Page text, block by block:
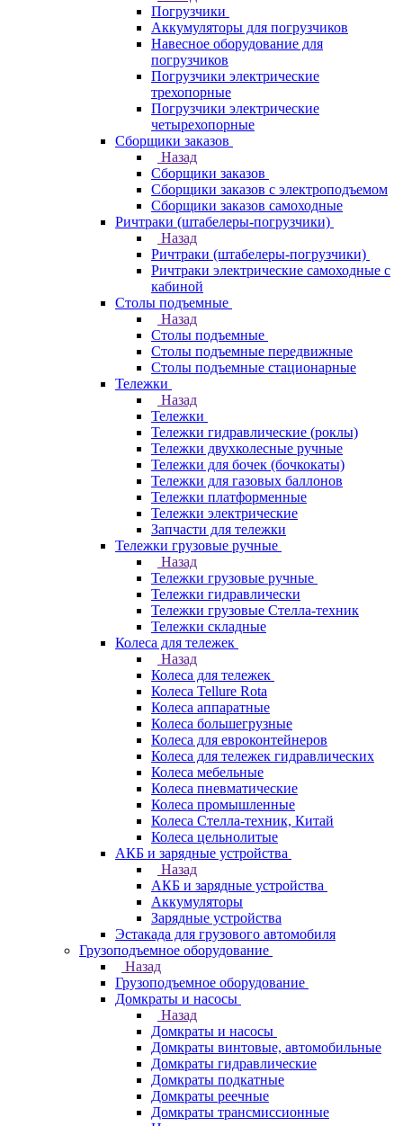
Погрузчики
Аккумуляторы для погрузчиков
Навесное оборудование для
погрузчиков
Погрузчики электрические
трехопорные
Погрузчики электрические
четырехопорные
Сборщики заказов
Назад
Сборщики заказов
Сборщики заказов с электроподъемом
Сборщики заказов самоходные
Ричтраки (штабелеры-погрузчики)
Назад
Ричтраки (штабелеры-погрузчики)
Ричтраки электрические самоходные с
кабиной
Столы подъемные
Назад
Столы подъемные
Столы подъемные передвижные
Столы подъемные стационарные
Тележки
Назад
Тележки
Тележки гидравлические (роклы)
Тележки двухколесные ручные
Тележки для бочек (бочкокаты)
Тележки для газовых баллонов
Тележки платформенные
Тележки электрические
Запчасти для тележки
Тележки грузовые ручные
Назад
Тележки грузовые ручные
Тележки гидравлически
Тележки грузовые Стелла-техник
Тележки складные
Колеса для тележек
Назад
Колеса для тележек
Колеса Tellure Rota
Колеса аппаратные
Колеса большегрузные
Колеса для евроконтейнеров
Колеса для тележек гидравлических
Колеса мебельные
Колеса пневматические
Колеса промышленные
Колеса Стелла-техник, Китай
Колеса цельнолитые
АКБ и зарядные устройства
Назад
АКБ и зарядные устройства
Аккумуляторы
Зарядные устройства
Эстакада для грузового автомобиля
Грузоподъемное оборудование
Назад
Грузоподъемное оборудование
Домкраты и насосы
Назад
Домкраты и насосы
Домкраты винтовые, автомобильные
Домкраты гидравлические
Домкраты подкатные
Домкраты реечные
Домкраты трансмиссионные